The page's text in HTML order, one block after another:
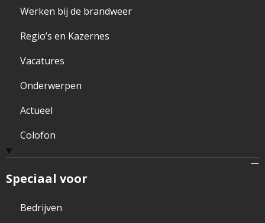
Werken bij de brandweer
Regio’s en Kazernes
Vacatures
Onderwerpen
Actueel
Colofon
Speciaal voor
Bedrijven